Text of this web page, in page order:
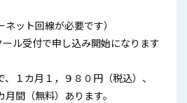
ネット回線が必要です）
ル受付で申し込み開始になります
１カ月１，９８０円（税込）、
間（無料）あります。